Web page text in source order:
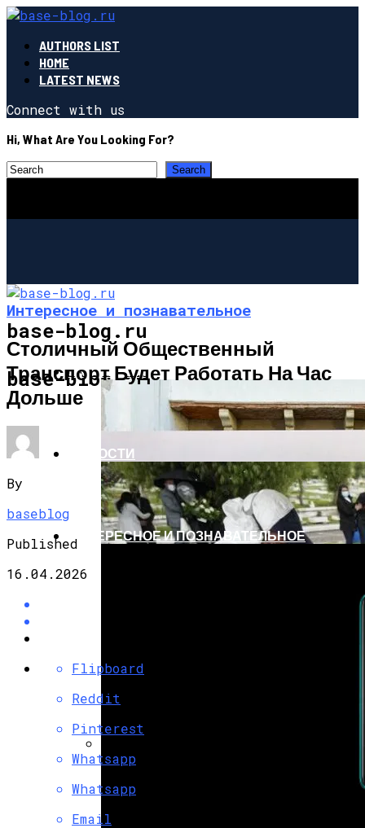
AUTHORS LIST
HOME
LATEST NEWS
Connect with us
Hi, What Are You Looking For?
base-blog.ru
base-blog.ru
ЭКОНОМИКА И ПОЛИТИКА
G7 Договорились Регулировать
Искусственный Интеллект
НОВОСТИ
ИНТЕРЕСНОЕ И ПОЗНАВАТЕЛЬНОЕ
Интересное и познавательное
Столичный Общественный
Транспорт Будет Работать На Час
Дольше
By
baseblog
Published
16.04.2026
Flipboard
Reddit
Pinterest
Whatsapp
Whatsapp
Email